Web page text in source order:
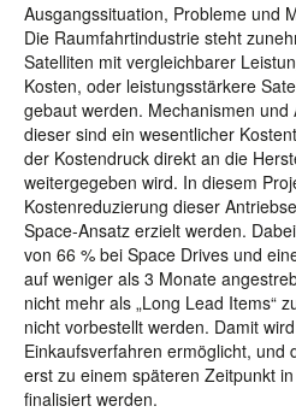
Ausgangssituation, Probleme und
Die Raumfahrtindustrie steht
Satelliten mit vergleichbarer
Kosten, oder leistungsstärkere
gebaut werden. Mechanismen und
dieser sind ein wesentlicher
der Kostendruck direkt an die
weitergegeben wird. In diesem
Kostenreduzierung dieser
Space-Ansatz erzielt werden.
von 66 % bei Space Drives und
auf weniger als 3 Monate
nicht mehr als „Long Lead Items“
nicht vorbestellt werden. Damit
Einkaufsverfahren ermöglicht, und
erst zu einem späteren Zeitpunkt
finalisiert werden.